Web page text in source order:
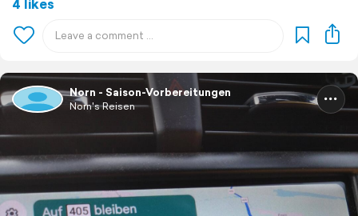
Norn - Saison-Vorbereitungen
Norn's Reisen